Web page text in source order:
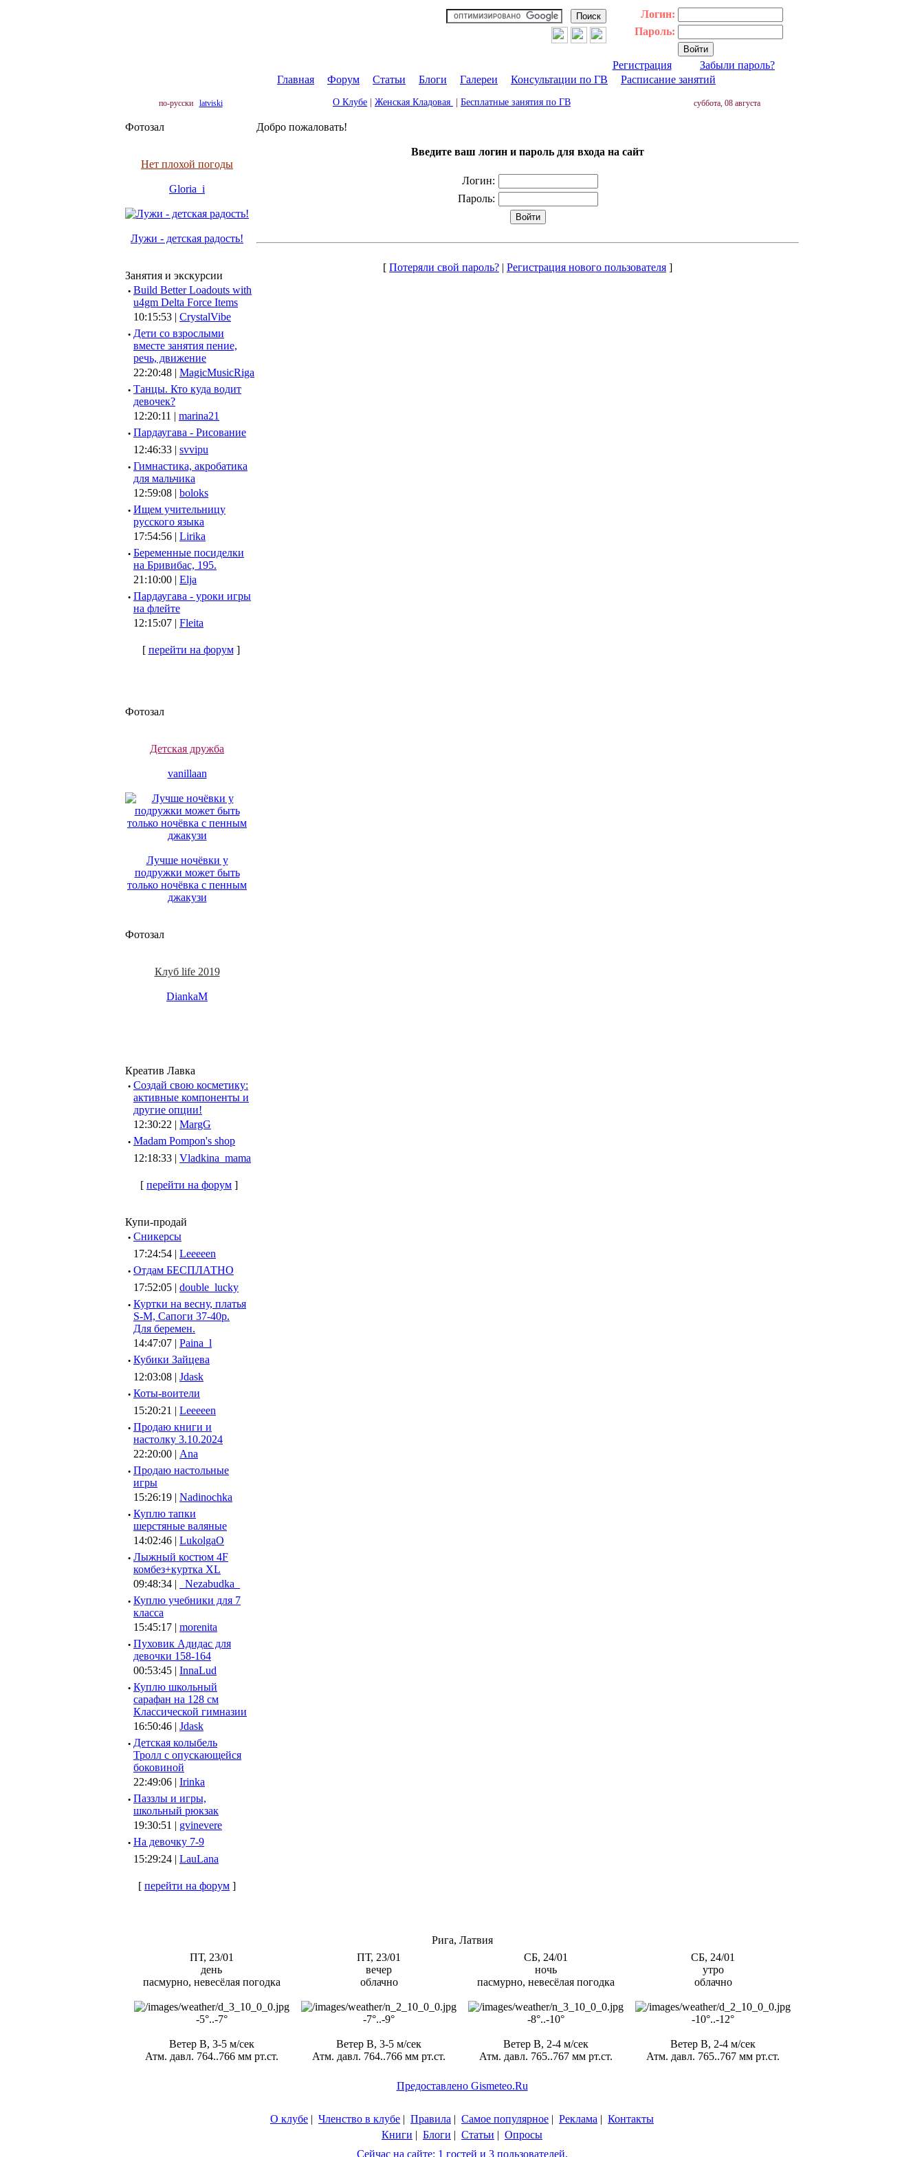
Логин:
Пароль:
Регистрация
Забыли пароль?
Главная
Форум Статьи Блоги Галереи Консультации по ГВ Расписание занятий
по-русски latviski О Клубе Женская Кладовая Бесплатные занятия по ГВ суббота, 08 августа
Фотозал
Нет плохой погоды
Gloria_i
Лужи - детская радость!
Занятия и экскурсии
· Build Better Loadouts with
u4gm Delta Force Items
10:15:53 | CrystalVibe
· Дети со взрослыми
вместе занятия пение,
речь, движение
22:20:48 | MagicMusicRiga
· Танцы. Кто куда водит
девочек?
12:20:11 | marina21
· Пардаугава - Рисование
12:46:33 | svvipu
· Гимнастика, акробатика
для мальчика
12:59:08 | boloks
· Ищем учительницу
русского языка
17:54:56 | Lirika
· Беременные посиделки
на Бривибас, 195.
21:10:00 | Elja
· Пардаугава - уроки игры
на флейте
12:15:07 | Fleita
[ перейти на форум]
Фотозал
Детская дружба
vanillaan
Лучше ночёвки у
подружки может быть
только ночёвка с пенным
джакузи
Фотозал
Клуб life 2019
DiankaM
Креатив Лавка
· Создай свою косметику:
активные компоненты и
другие опции!
12:30:22 | MargG
· Madam Pompon's shop
12:18:33 | Vladkina_mama
[ перейти на форум ]
Купи-продай
· Сникерсы
17:24:54 | Leeeeen
· Отдам БЕСПЛАТНО
17:52:05 | double_lucky
· Куртки на весну, платья
S-M, Сапоги 37-40р.
Для беремен.
14:47:07 | Paina_l
· Кубики Зайцева
12:03:08 | Jdask
· Коты-воители
15:20:21 | Leeeeen
· Продаю книги и
настолку 3.10.2024
22:20:00 | Ana
· Продаю настольные
игры
15:26:19 | Nadinochka
· Куплю тапки
шерстяные валяные
14:02:46 | LukolgaO
· Лыжный костюм 4F
комбез+куртка XL
09:48:34 |
_Nezabudka_
· Куплю учебники для 7
класса
15:45:17 | morenita
· Пуховик Адидас для
девочки 158-164
00:53:45 | InnaLud
· Куплю школьный
сарафан на 128 см
Классической гимназии
16:50:46 | Jdask
· Детская колыбель
Тролл с опускающейся
боковиной
22:49:06 | Irinka
· Паззлы и игры,
школьный рюкзак
19:30:51 | gvinevere
· Hа девочку 7-9
15:29:24 | LauLana
[ перейти на форум ]
Добро пожаловать!
Введите ваш логин и пароль для входа на сайт
Логин:
Пароль:
[ Потеряли свой пароль? | Регистрация нового пользователя ]
Рига, Латвия
ПТ, 23/01
день
пасмурно, невесёлая погодка
-5°..-7°
Ветер В, 3-5 м/сек
Атм. давл. 764..766 мм рт.ст.
ПТ, 23/01
вечер
облачно
-7°..-9°
Ветер В, 3-5 м/сек
Атм. давл. 764..766 мм рт.ст.
СБ, 24/01
ночь
пасмурно, невесёлая погодка
-8°..-10°
Ветер В, 2-4 м/сек
Атм. давл. 765..767 мм рт.ст.
СБ, 24/01
утро
облачно
-10°..-12°
Ветер В, 2-4 м/сек
Атм. давл. 765..767 мм рт.ст.
Предоставлено Gismeteo.Ru
О клубе | Членство в клубе | Правила | Самое популярное | Реклама | Контакты
Книги | Блоги | Статьи | Опросы
Сейчас на сайте: 1 гостей и 3 пользователей.